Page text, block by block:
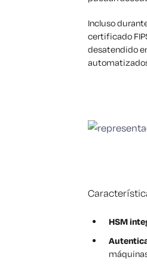
Incluso
certificado
desatendido
HSM